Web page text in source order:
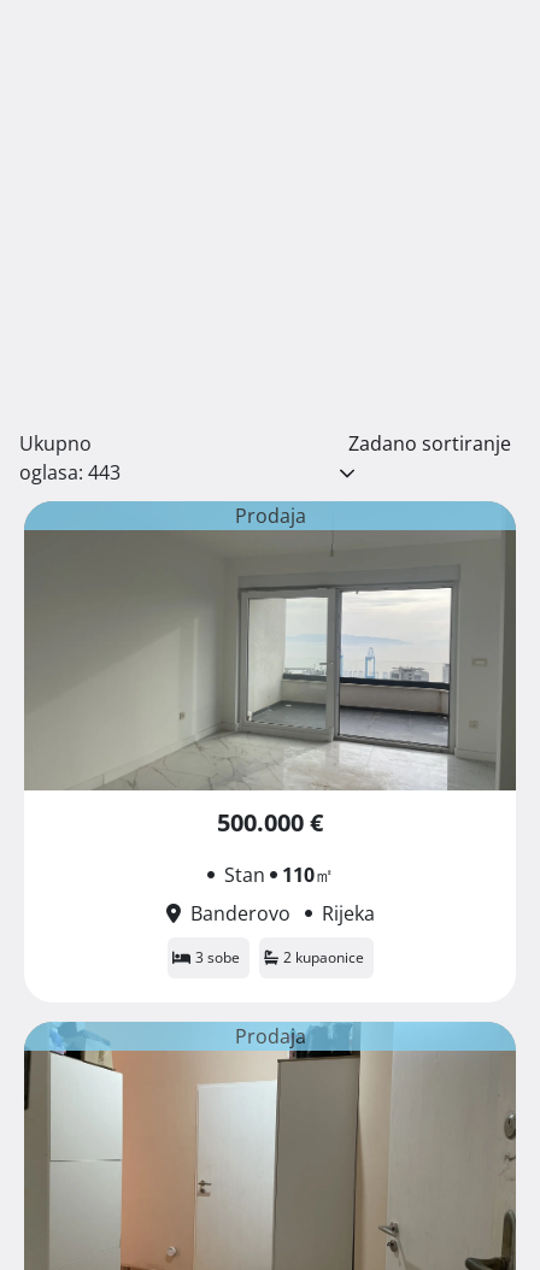
Ukupno
oglasa: 443
Zadano sortiranje
Prodaja
500.000 €
Stan 110㎡
Banderovo
Rijeka
3 sobe 2 kupaonice
Prodaja